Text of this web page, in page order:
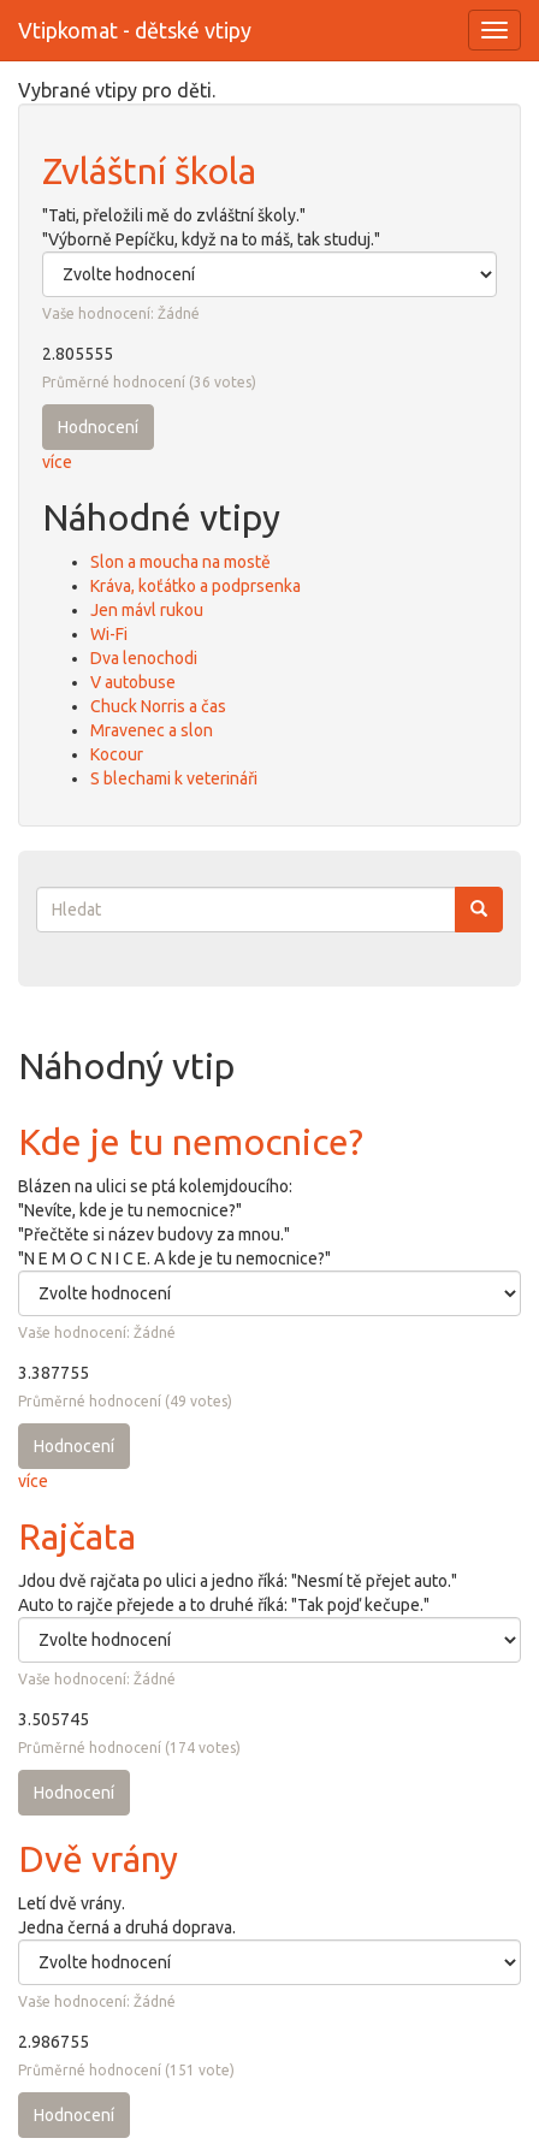
Přejít
obsahu
Vtipkomat - dětské vtipy
Vybrané vtipy pro děti.
Zvláštní škola
"Tati, přeložili mě do zvláštní školy."
"Výborně Pepíčku, když na to máš, tak studuj."
Vaše hodnocení: Žádné
2.805555
Průměrné hodnocení (36 votes)
Hodnocení
více
Náhodné vtipy
Slon a moucha na mostě
Kráva, koťátko a podprsenka
Jen mávl rukou
Wi-Fi
Dva lenochodi
V autobuse
Chuck Norris a čas
Mravenec a slon
Kocour
S blechami k veterináři
Vyhledávání
Náhodný vtip
Kde je tu nemocnice?
Blázen na ulici se ptá kolemjdoucího:
"Nevíte, kde je tu nemocnice?"
"Přečtěte si název budovy za mnou."
"N E M O C N I C E. A kde je tu nemocnice?"
Vaše hodnocení: Žádné
3.387755
Průměrné hodnocení (49 votes)
Hodnocení
více
Rajčata
Jdou dvě rajčata po ulici a jedno říká: "Nesmí tě přejet auto."
Auto to rajče přejede a to druhé říká: "Tak pojď kečupe."
Vaše hodnocení: Žádné
3.505745
Průměrné hodnocení (174 votes)
Hodnocení
Dvě vrány
Letí dvě vrány.
Jedna černá a druhá doprava.
Vaše hodnocení: Žádné
2.986755
Průměrné hodnocení (151 vote)
Hodnocení